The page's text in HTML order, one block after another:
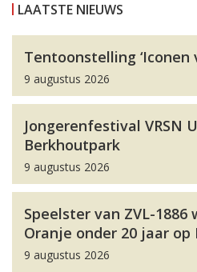
LAATSTE NIEUWS
Tentoonstelling ‘Iconen
9 augustus 2026
Jongerenfestival VRSN
Berkhoutpark
9 augustus 2026
Speelster van ZVL-
Oranje onder 20 jaar op
9 augustus 2026